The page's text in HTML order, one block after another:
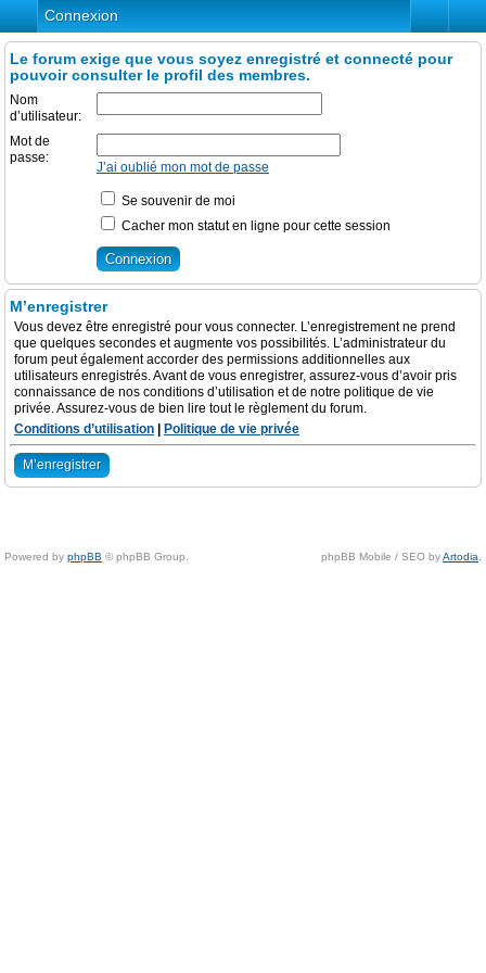
Connexion
Le forum exige que vous soyez enregistré et connecté pour
pouvoir consulter le profil des membres.
Nom
d’utilisateur:
Mot de
passe:
J’ai oublié mon mot de passe
Se souvenir de moi
Cacher mon statut en ligne pour cette session
M’enregistrer
Vous devez être enregistré pour vous connecter. L’enregistrement ne prend
que quelques secondes et augmente vos possibilités. L’administrateur du
forum peut également accorder des permissions additionnelles aux
utilisateurs enregistrés. Avant de vous enregistrer, assurez-vous d’avoir pris
connaissance de nos conditions d’utilisation et de notre politique de vie
privée. Assurez-vous de bien lire tout le règlement du forum.
Conditions d’utilisation
Politique de vie privée
M’enregistrer
Powered by phpBB © phpBB Group. phpBB Mobile / SEO byArtodia